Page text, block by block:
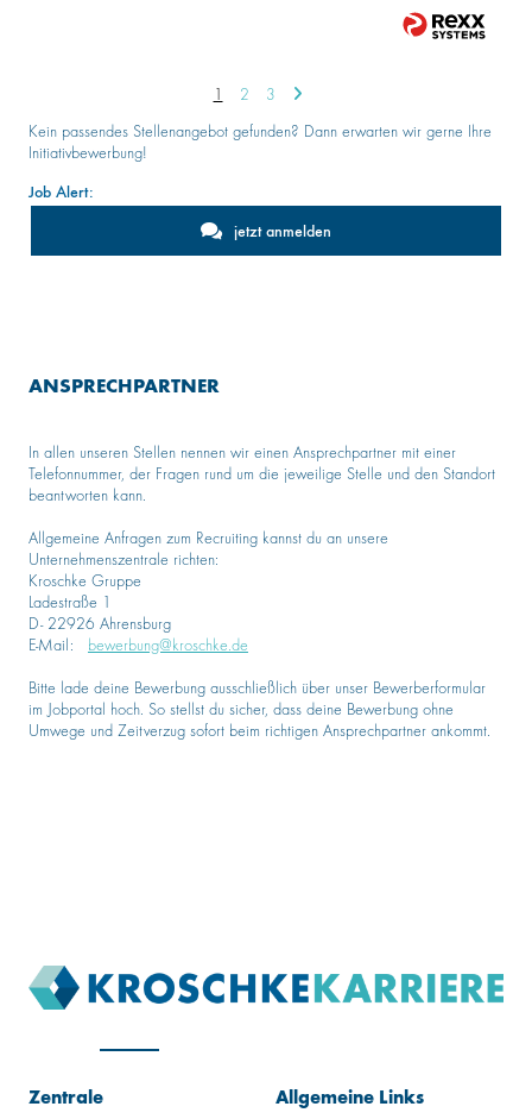
1 2 3
Kein passendes Stellenangebot gefunden? Dann erwarten wir gerne Ihre
Initiativbewerbung!
Job Alert:
jetzt anmelden
ANSPRECHPARTNER
In allen unseren Stellen nennen wir einen Ansprechpartner mit einer
Telefonnummer, der Fragen rund um die jeweilige Stelle und den Standort
beantworten kann.
Allgemeine Anfragen zum Recruiting kannst du an unsere
Unternehmenszentrale richten:
Kroschke Gruppe
Ladestraße 1
D- 22926 Ahrensburg
E-Mail: bewerbung@kroschke.de
Bitte lade deine Bewerbung ausschließlich über unser Bewerberformular
im Jobportal hoch. So stellst du sicher, dass deine Bewerbung ohne
Umwege und Zeitverzug sofort beim richtigen Ansprechpartner ankommt.
Zentrale Allgemeine Links